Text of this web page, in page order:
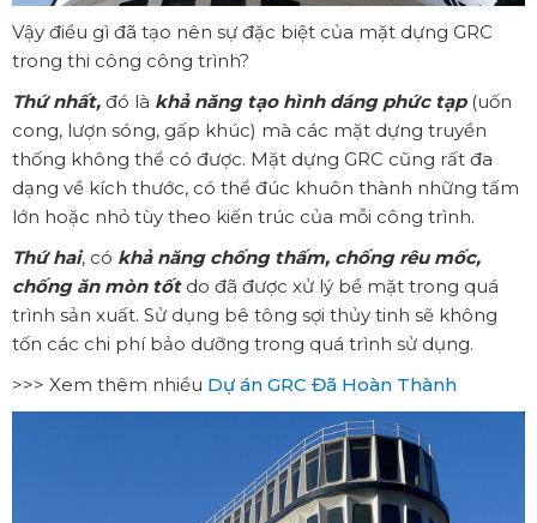
Vậy điều gì đã tạo nên sự đặc biệt của mặt dựng GRC
trong thi công công trình?
Thứ nhất, đó là khả năng tạo hình dáng phức tạp(uốn
cong, lượn sóng, gấp khúc) mà các mặt dựng truyền
thống không thể có được. Mặt dựng GRC cũng rất đa
dạng về kích thước, có thể đúc khuôn thành những tấm
lớn hoặc nhỏ tùy theo kiến trúc của mỗi công trình.
Thứ hai, có khả năng chống thấm, chống rêu mốc,
chống ăn mòn tốtdo đã được xử lý bề mặt trong quá
trình sản xuất. Sử dụng bê tông sợi thủy tinh sẽ không
tốn các chi phí bảo dưỡng trong quá trình sử dụng.
>>> Xem thêm nhiều Dự án GRC Đã Hoàn Thành